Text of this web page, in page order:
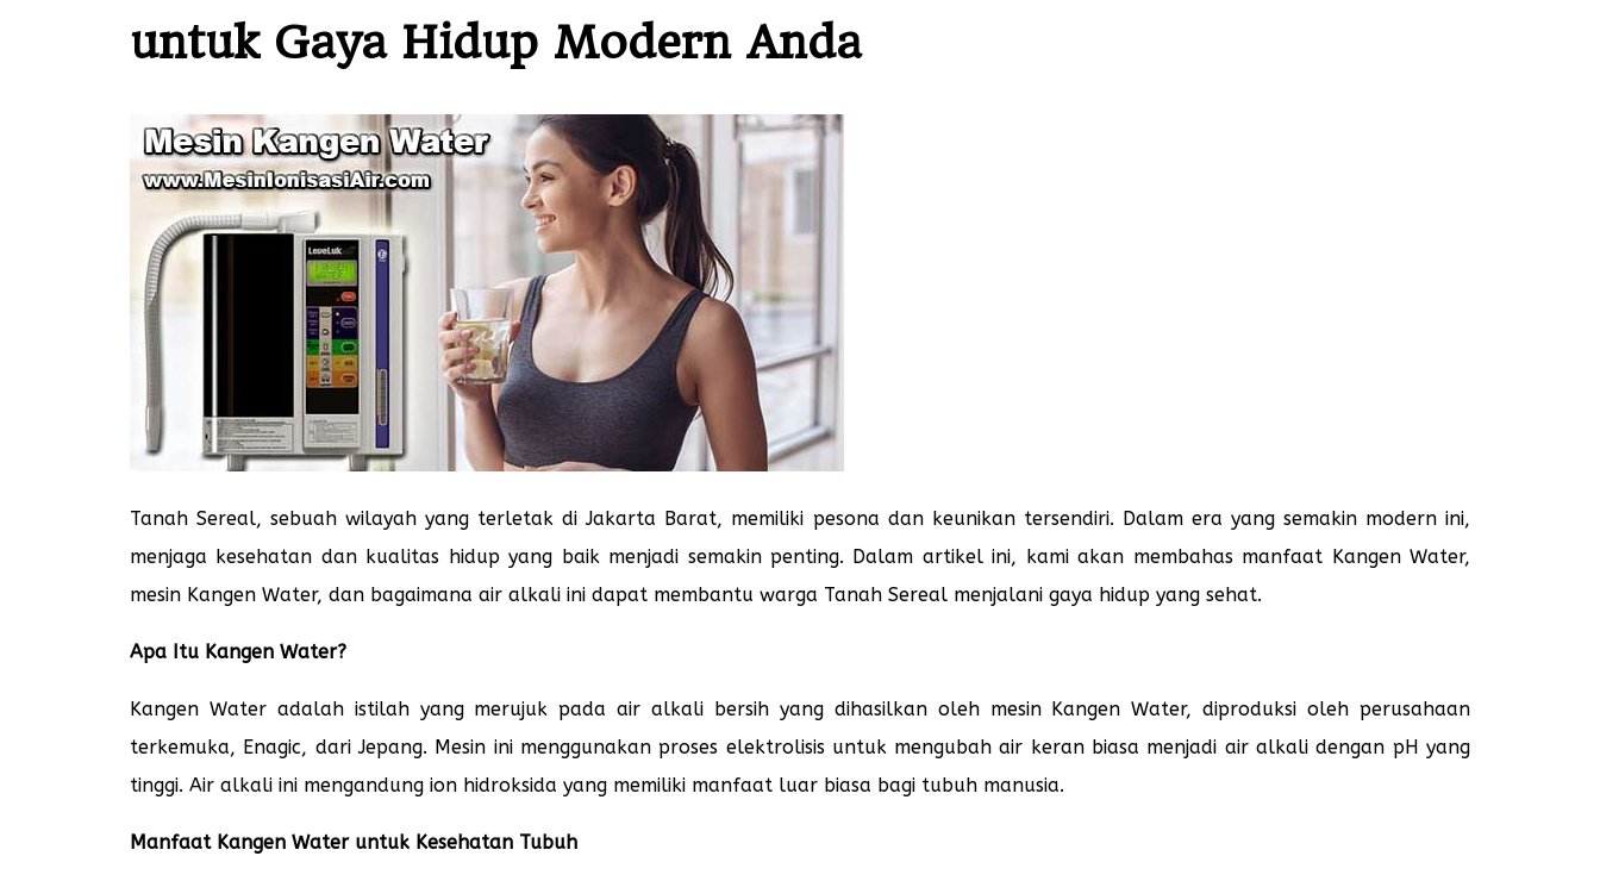
untuk Gaya Hidup Modern Anda
Tanah Sereal, sebuah wilayah yang terletak di Jakarta Barat, memiliki pesona dan keunikan tersendiri. Dalam era yang semakin modern ini,
menjaga kesehatan dan kualitas hidup yang baik menjadi semakin penting. Dalam artikel ini, kami akan membahas manfaat Kangen Water,
mesin Kangen Water, dan bagaimana air alkali ini dapat membantu warga Tanah Sereal menjalani gaya hidup yang sehat.
Apa Itu Kangen Water?
Kangen Water adalah istilah yang merujuk pada air alkali bersih yang dihasilkan oleh mesin Kangen Water, diproduksi oleh perusahaan
terkemuka, Enagic, dari Jepang. Mesin ini menggunakan proses elektrolisis untuk mengubah air keran biasa menjadi air alkali dengan pH yang
tinggi. Air alkali ini mengandung ion hidroksida yang memiliki manfaat luar biasa bagi tubuh manusia.
Manfaat Kangen Water untuk Kesehatan Tubuh